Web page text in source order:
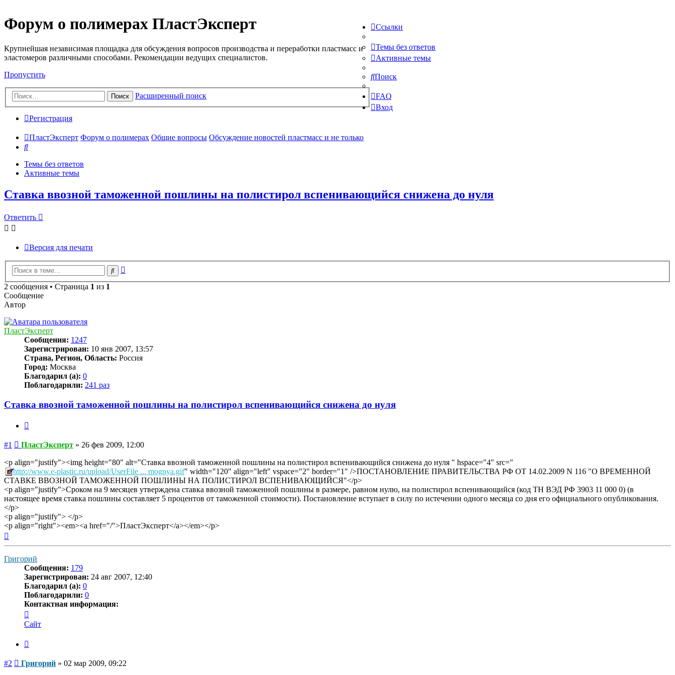
Форум о полимерах ПластЭксперт
Крупнейшая независимая площадка для обсуждения вопросов производства и переработки пластмасс и
эластомеров различными способами. Рекомендации ведущих специалистов.
Пропустить
Поиск Расширенный поиск
Ссылки
Темы без ответов
Активные темы
Поиск
FAQ
Вход
Регистрация
ПластЭксперт Форум о полимерах Общие вопросы Обсуждение новостей пластмасс и не только
Поиск
Темы без ответов
Активные темы
Ставка ввозной таможенной пошлины на полистирол вспенивающийся снижена до нуля
Ответить
Версия для печати
Поиск
2 сообщения • Страница 1 из 1
Сообщение
Автор
ПластЭксперт
Сообщения: 1247
Зарегистрирован: 10 янв 2007, 13:57
Страна, Регион, Область: Россия
Город: Москва
Благодарил (а): 0
Поблагодарили: 241 раз
Ставка ввозной таможенной пошлины на полистирол вспенивающийся снижена до нуля
#1 Сообщение
ПластЭксперт » 26 фев 2009, 12:00
<p align="justify"><img height="80" alt="Ставка ввозной таможенной пошлины на полистирол вспенивающийся снижена до нуля " hspace="4" src="
http://www.e-plastic.ru/upload/UserFile ... mognya.gif" width="120" align="left" vspace="2" border="1" />ПОСТАНОВЛЕНИЕ ПРАВИТЕЛЬСТВА РФ ОТ 14.02.2009 N 116 "О ВРЕМЕННОЙ
СТАВКЕ ВВОЗНОЙ ТАМОЖЕННОЙ ПОШЛИНЫ НА ПОЛИСТИРОЛ ВСПЕНИВАЮЩИЙСЯ"</p>
<p align="justify">Сроком на 9 месяцев утверждена ставка ввозной таможенной пошлины в размере, равном нулю, на полистирол вспенивающийся (код ТН ВЭД РФ 3903 11 000 0) (в
настоящее время ставка пошлины составляет 5 процентов от таможенной стоимости). Постановление вступает в силу по истечении одного месяца со дня его официального опубликования.
</p>
<p align="justify"> </p>
<p align="right"><em><a href="/">ПластЭксперт</a></em></p>
Григорий
Сообщения: 179
Зарегистрирован: 24 авг 2007, 12:40
Благодарил (а): 0
Поблагодарили: 0
Контактная информация:
информация
пользователя
Сайт
#2 Сообщение
Григорий » 02 мар 2009, 09:22